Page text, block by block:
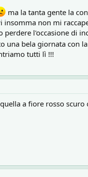
ma la tanta gente la
non mi
l'occasione di
una bela giornata con
tutti lì !!!
a fiore rosso